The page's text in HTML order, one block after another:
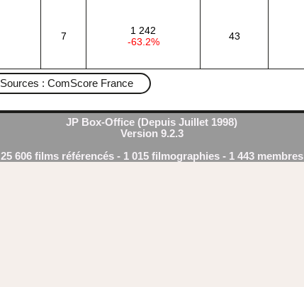
7
1 242
-63.2%
43
Sources : ComScore France
JP Box-Office (Depuis Juillet 1998)
Version 9.2.3
25 606 films référencés - 1 015 filmographies - 1 443 membres